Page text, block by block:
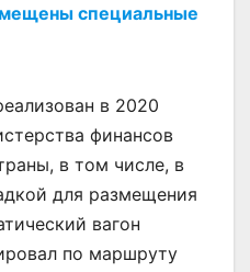
специальные
в 2020
финансов
в том числе, в
для размещения
вагон
по маршруту